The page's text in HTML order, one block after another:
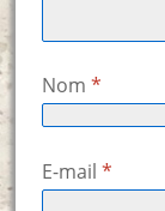
Nom *
E-mail *